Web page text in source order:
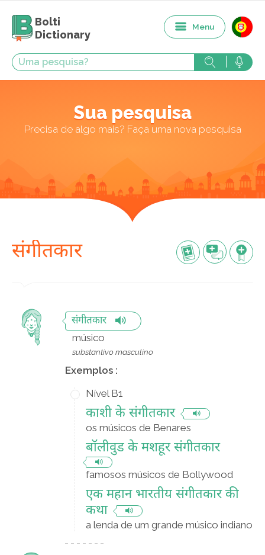
Bolti
Dictionary
Menu
Sua pesquisa
Precisa de algo mais? Faça uma nova pesquisa
संगीतकार
संगीतकार
músico
substantivo masculino
Exemplos :
Nível B1
काशी के संगीतकार
os músicos de Benares
बॉलीवुड के मशहूर संगीतकार
famosos músicos de Bollywood
एक महान भारतीय संगीतकार की
कथा
a lenda de um grande músico indiano